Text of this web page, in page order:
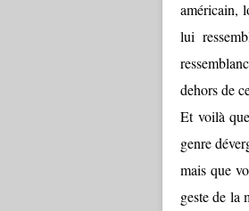
américain,
lui
dehors de
Et voilà
genre
mais que
geste de la